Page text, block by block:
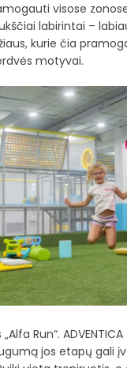
visose
labirintai –
kurie čia
motyvai.
Run“.
jos etapų gali